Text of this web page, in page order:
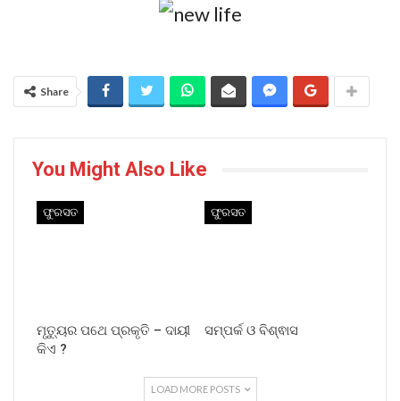
Share
You Might Also Like
ଫୁରସତ
ମୃତ୍ୟୁର ପଥେ ପ୍ରକୃତି – ଦାୟୀ
କିଏ ?
ଫୁରସତ
ସମ୍ପର୍କ ଓ ବିଶ୍ଵାସ
LOAD MORE POSTS